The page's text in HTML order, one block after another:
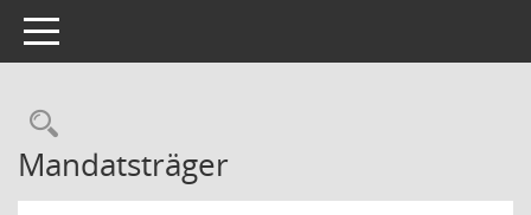
Toggle navigation
Rechercheauswahl
Mandatsträger